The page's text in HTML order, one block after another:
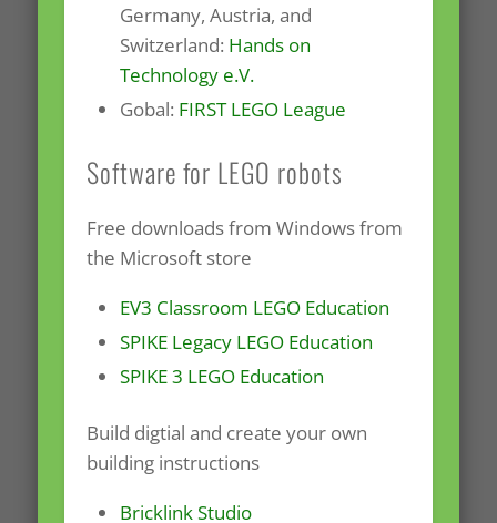
Germany, Austria, and
Switzerland: Hands on
Technology e.V.
Gobal: FIRST LEGO League
Software for LEGO robots
Free downloads from Windows from
the Microsoft store
EV3 Classroom LEGO Education
SPIKE Legacy LEGO Education
SPIKE 3 LEGO Education
Build digtial and create your own
building instructions
Bricklink Studio